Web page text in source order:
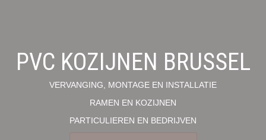
PVC KOZIJNEN BRUSSEL
VERVANGING, MONTAGE EN INSTALLATIE
RAMEN EN KOZIJNEN
PARTICULIEREN EN BEDRIJVEN